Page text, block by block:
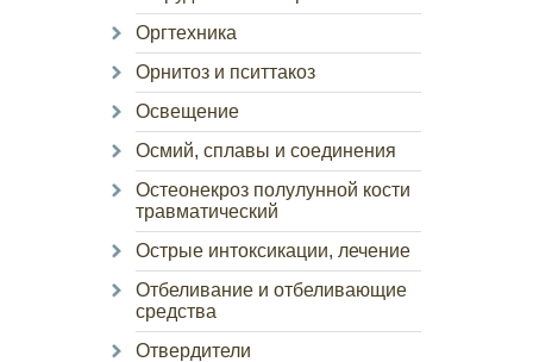
Оргтехника
Орнитоз и пситтакоз
Освещение
Осмий, сплавы и соединения
Остеонекроз полулунной кости
травматический
Острые интоксикации, лечение
Отбеливание и отбеливающие
средства
Отвердители